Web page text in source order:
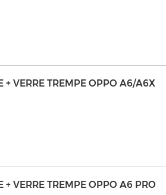
+ VERRE TREMPE OPPO A6/A6X
+ VERRE TREMPE OPPO A6 PRO